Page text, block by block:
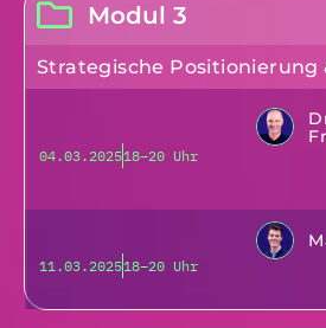
Modul 3
Strategische Positionierung
04.03.202518–20 Uhr
11.03.202518–20 Uhr